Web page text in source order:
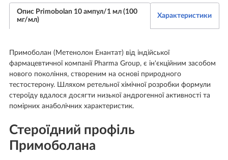
Опис Primobolan 10 ампул/1 мл (100
мг/мл)
Характеристики
Примоболан (Метенолон Енантат) від індійської
фармацевтичної компанії Pharma Group, є ін'єкційним засобом
нового покоління, створеним на основі природного
тестостерону. Шляхом ретельної хімічної розробки формули
стероїду вдалося досягти низької андрогенної активності та
помірних анаболічних характеристик.
Стероїдний профіль
Примоболана